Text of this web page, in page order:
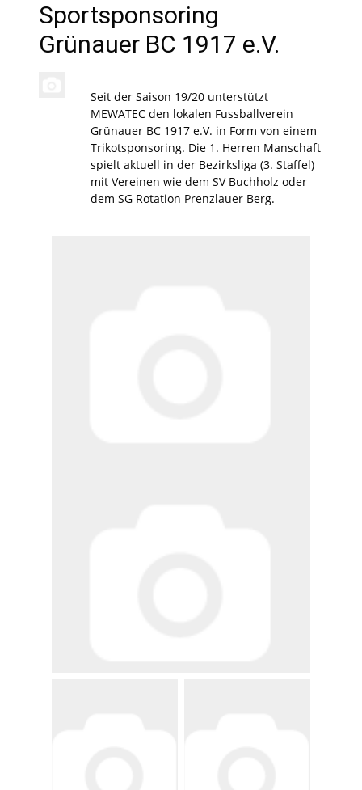
Sportsponsoring
Grünauer BC 1917 e.V.
Seit der Saison 19/20 unterstützt
MEWATEC den lokalen Fussballverein
Grünauer BC 1917 e.V. in Form von einem
Trikotsponsoring. Die 1. Herren Manschaft
spielt aktuell in der Bezirksliga (3. Staffel)
mit Vereinen wie dem SV Buchholz oder
dem SG Rotation Prenzlauer Berg.